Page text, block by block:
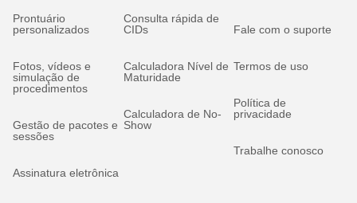
Prontuário
personalizados
Fotos, vídeos e
simulação de
procedimentos
Gestão de pacotes e
sessões
Assinatura eletrônica
Consulta rápida de
CIDs
Calculadora Nível de
Maturidade
Calculadora de No-
Show
Fale com o suporte
Termos de uso
Política de
privacidade
Trabalhe conosco